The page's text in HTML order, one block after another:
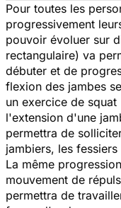
Pour toutes les
progressivement
pouvoir évoluer sur
rectangulaire) va
débuter et de
flexion des jambes
un exercice de
l'extension d'une
permettra de
jambiers, les
La même
mouvement de
permettra de